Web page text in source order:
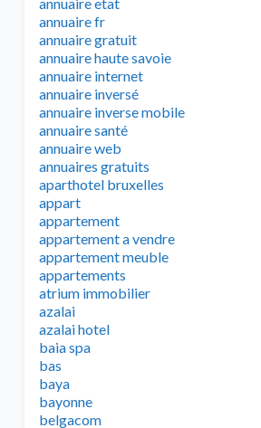
annuaire fr
annuaire gratuit
annuaire haute savoie
annuaire internet
annuaire inversé
annuaire inverse mobile
annuaire santé
annuaire web
annuaires gratuits
aparthotel bruxelles
appart
appartement
appartement a vendre
appartement meuble
appartements
atrium immobilier
azalai
azalai hotel
baia spa
bas
baya
bayonne
belgacom